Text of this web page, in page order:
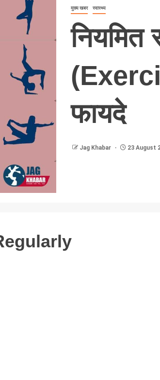
मुख्य खबर स्वास्थ्य
नियमित
फायदे
Jag Khabar 23 August